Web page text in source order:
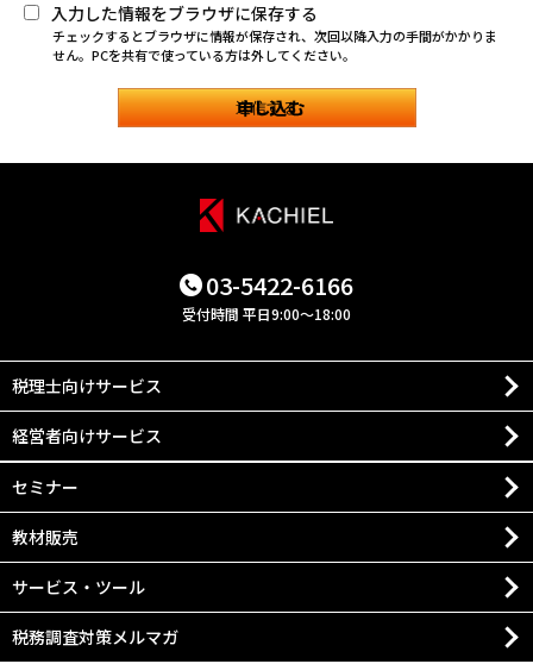
入力した情報をブラウザに保存する
チェックするとブラウザに情報が保存され、次回以降入力の手間がかかりま
せん。PCを共有で使っている方は外してください。
03-5422-6166
受付時間 平日9:00～18:00
税理士向けサービス
経営者向けサービス
セミナー
教材販売
サービス・ツール
税務調査対策メルマガ